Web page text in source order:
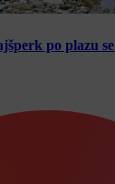
po plazu